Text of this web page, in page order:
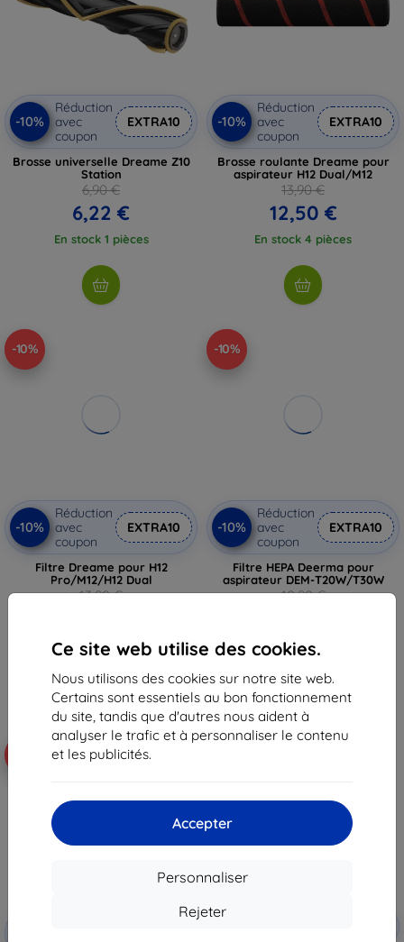
Ce site web utilise des cookies.
Nous utilisons des cookies sur notre site web.
Certains sont essentiels au bon fonctionnement
du site, tandis que d'autres nous aident à
analyser le trafic et à personnaliser le contenu
et les publicités.
Accepter
Personnaliser
Rejeter
-10%
Réduction
avec
coupon
EXTRA10
Brosse universelle Dreame Z10
Station
6,90 €
6,22 €
En stock 1 pièces
-10%
Réduction
avec
coupon
EXTRA10
Brosse roulante Dreame pour
aspirateur H12 Dual/M12
13,90 €
12,50 €
En stock 4 pièces
-10%
-10%
Réduction
avec
coupon
EXTRA10
Filtre Dreame pour H12
Pro/M12/H12 Dual
13,90 €
En stock > 5 pièces
-10%
-10%
Réduction
avec
coupon
EXTRA10
Filtre HEPA Deerma pour
aspirateur DEM-T20W/T30W
10,90 €
En stock > 5 pièces